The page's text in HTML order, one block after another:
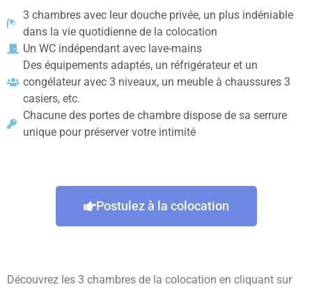
3 chambres avec leur douche privée, un plus indéniable
dans la vie quotidienne de la colocation
Un WC indépendant avec lave-mains
Des équipements adaptés, un réfrigérateur et un
congélateur avec 3 niveaux, un meuble à chaussures 3
casiers, etc.
Chacune des portes de chambre dispose de sa serrure
unique pour préserver votre intimité
Postulez à la colocation
Découvrez les 3 chambres de la colocation en cliquant sur